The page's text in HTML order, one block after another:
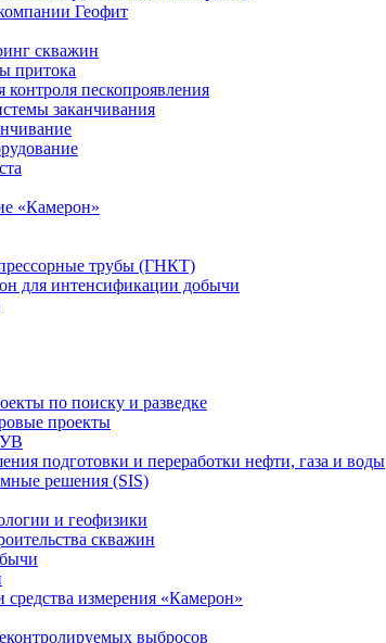
Геофит
скважин
притока
контроля пескопроявления
заканчивания
«Камерон»
трубы (ГНКТ)
для интенсификации добычи
по поиску и разведке
проекты
УВ
подготовки и переработки нефти, газа и воды
решения (SIS)
и геофизики
скважин
средства измерения «Камерон»
выбросов